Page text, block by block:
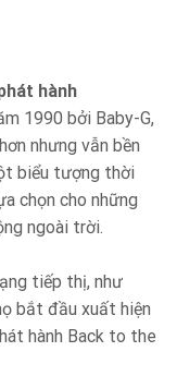
hành
1990 bởi Baby-G,
nhưng vẫn bền
biểu tượng thời
chọn cho những
ngoài trời.
tiếp thị, như
bắt đầu xuất hiện
hành Back to the